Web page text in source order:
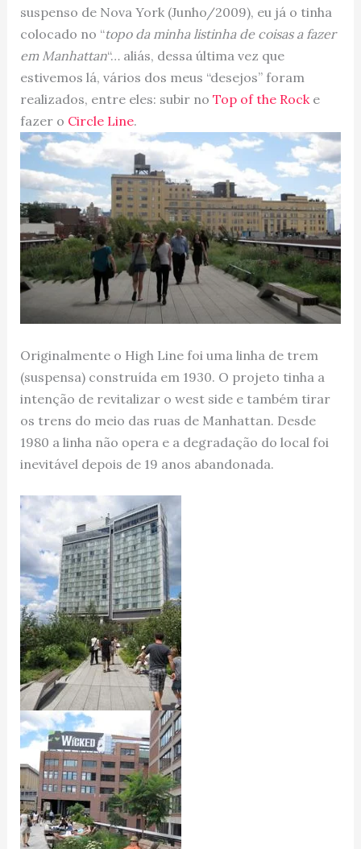
suspenso de Nova York (Junho/2009), eu já o tinha
colocado no “topo da minha listinha de coisas a fazer
em Manhattan“… aliás, dessa última vez que
estivemos lá, vários dos meus “desejos” foram
realizados, entre eles: subir no Top of the Rocke
fazer o Circle Line.
Originalmente o High Line foi uma linha de trem
(suspensa) construída em 1930. O projeto tinha a
intenção de revitalizar o west side e também tirar
os trens do meio das ruas de Manhattan. Desde
1980 a linha não opera e a degradação do local foi
inevitável depois de 19 anos abandonada.